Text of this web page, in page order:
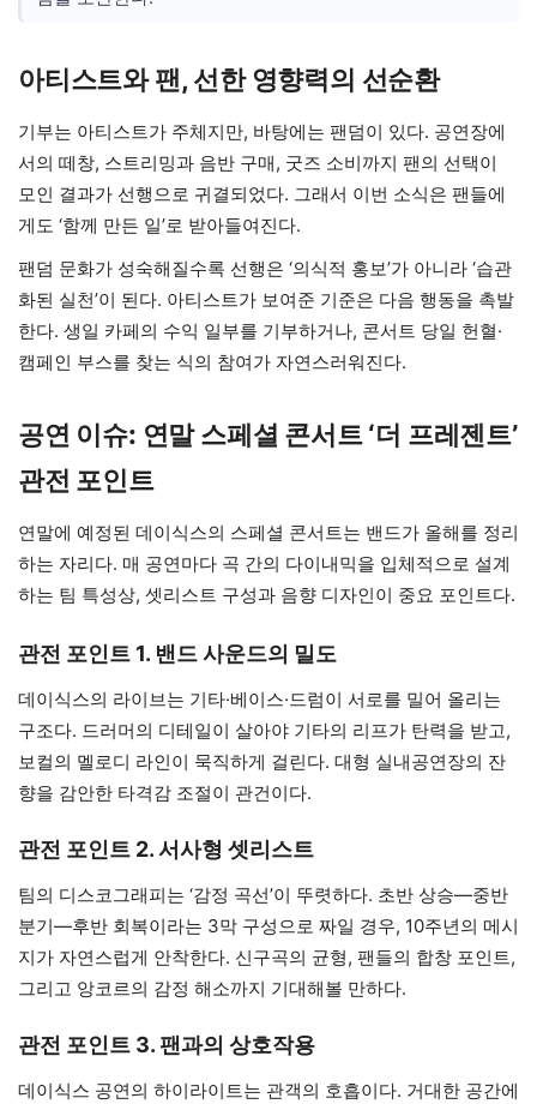
아티스트와 팬, 선한 영향력의 선순환
기부는 아티스트가 주체지만, 바탕에는 팬덤이 있다. 공연장에
서의 떼창, 스트리밍과 음반 구매, 굿즈 소비까지 팬의 선택이
모인 결과가 선행으로 귀결되었다. 그래서 이번 소식은 팬들에
게도 ‘함께 만든 일’로 받아들여진다.
팬덤 문화가 성숙해질수록 선행은 ‘의식적 홍보’가 아니라 ‘습관
화된 실천’이 된다. 아티스트가 보여준 기준은 다음 행동을 촉발
한다. 생일 카페의 수익 일부를 기부하거나, 콘서트 당일 헌혈·
캠페인 부스를 찾는 식의 참여가 자연스러워진다.
공연 이슈: 연말 스페셜 콘서트 ‘더 프레젠트’
관전 포인트
연말에 예정된 데이식스의 스페셜 콘서트는 밴드가 올해를 정리
하는 자리다. 매 공연마다 곡 간의 다이내믹을 입체적으로 설계
하는 팀 특성상, 셋리스트 구성과 음향 디자인이 중요 포인트다.
관전 포인트 1. 밴드 사운드의 밀도
데이식스의 라이브는 기타·베이스·드럼이 서로를 밀어 올리는
구조다. 드러머의 디테일이 살아야 기타의 리프가 탄력을 받고,
보컬의 멜로디 라인이 묵직하게 걸린다. 대형 실내공연장의 잔
향을 감안한 타격감 조절이 관건이다.
관전 포인트 2. 서사형 셋리스트
팀의 디스코그래피는 ‘감정 곡선’이 뚜렷하다. 초반 상승—중반
분기—후반 회복이라는 3막 구성으로 짜일 경우, 10주년의 메시
지가 자연스럽게 안착한다. 신구곡의 균형, 팬들의 합창 포인트,
그리고 앙코르의 감정 해소까지 기대해볼 만하다.
관전 포인트 3. 팬과의 상호작용
데이식스 공연의 하이라이트는 관객의 호흡이다. 거대한 공간에